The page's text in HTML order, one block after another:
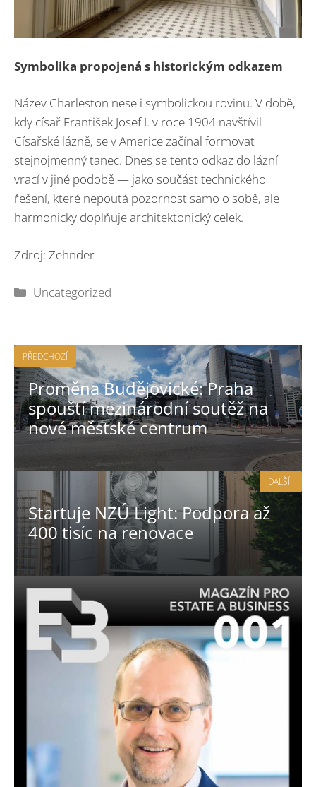
Symbolika propojená s historickým odkazem
Název Charleston nese i symbolickou rovinu. V době,
kdy císař František Josef I. v roce 1904 navštívil
Císařské lázně, se v Americe začínal formovat
stejnojmenný tanec. Dnes se tento odkaz do lázní
vrací v jiné podobě — jako součást technického
řešení, které nepoutá pozornost samo o sobě, ale
harmonicky doplňuje architektonický celek.
Zdroj: Zehnder
Rubriky
Uncategorized
PŘEDCHOZÍ
Proměna Budějovické: Praha
spouští mezinárodní soutěž na
nové městské centrum
Startuje NZÚ Light: Podpora až
400 tisíc na renovace
DALŠÍ